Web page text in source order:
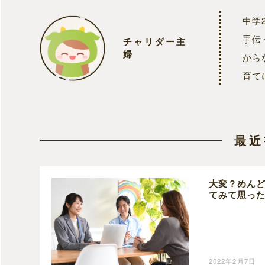
チャリダー主
婦
中学
手伝
から
育て
最
大変？めん
てみて思っ
2022年2月7日